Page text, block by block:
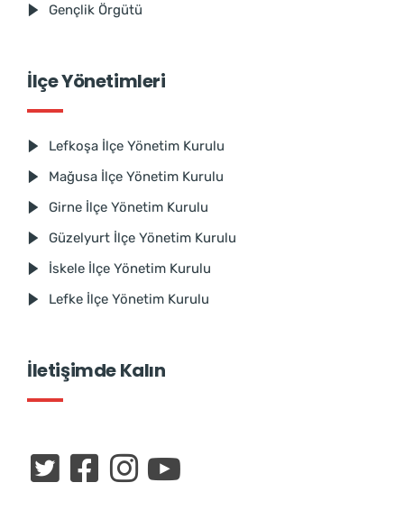
Gençlik Örgütü
İlçe Yönetimleri
Lefkoşa İlçe Yönetim Kurulu
Mağusa İlçe Yönetim Kurulu
Girne İlçe Yönetim Kurulu
Güzelyurt İlçe Yönetim Kurulu
İskele İlçe Yönetim Kurulu
Lefke İlçe Yönetim Kurulu
İletişimde Kalın